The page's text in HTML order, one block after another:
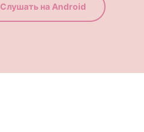
Слушать на Android